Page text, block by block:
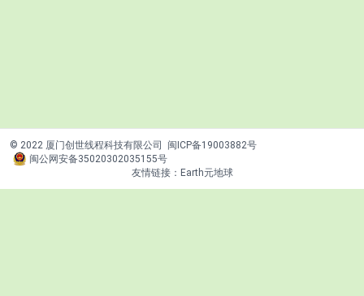
© 2022 厦门创世线程科技有限公司
闽ICP备19003882号
闽公网安备35020302035155号
友情链接： Earth元地球